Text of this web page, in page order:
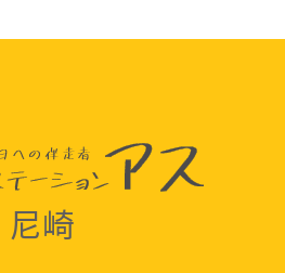
尼崎